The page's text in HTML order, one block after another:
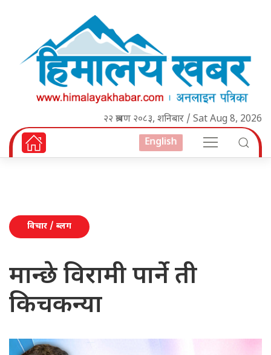
२२ श्रावण २०८३, शनिबार / Sat Aug 8, 2026
English
विचार / ब्लग
मान्छे विरामी पार्ने ती
किचकन्या